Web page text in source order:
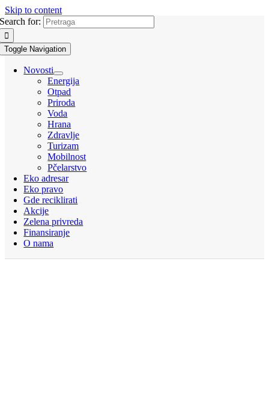
Skip to content
Search for:
Toggle Navigation
Novosti
Energija
Otpad
Priroda
Voda
Hrana
Zdravlje
Turizam
Mobilnost
Pčelarstvo
Eko adresar
Eko pravo
Gde reciklirati
Akcije
Zelena privreda
Finansiranje
O nama